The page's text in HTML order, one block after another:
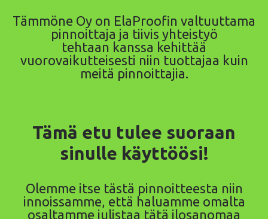
Tämmöne Oy on ElaProofin valtuuttama
pinnoittaja ja tiivis yhteistyö
tehtaan kanssa kehittää
vuorovaikutteisesti niin tuottajaa kuin
meitä pinnoittajia.
Tämä etu tulee suoraan
sinulle käyttöösi!
Olemme itse tästä pinnoitteesta niin
innoissamme, että haluamme omalta
osaltamme julistaa tätä ilosanomaa